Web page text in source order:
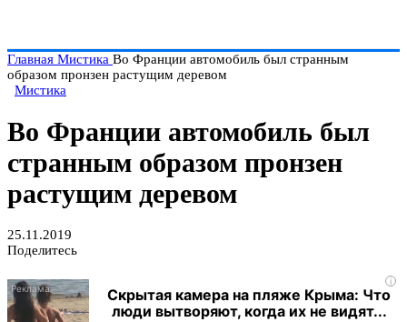
Главная Мистика Во Франции автомобиль был странным
образом пронзен растущим деревом
Мистика
Во Франции автомобиль был
странным образом пронзен
растущим деревом
25.11.2019
Поделитесь
i
Скрытая камера на пляже Крыма: Что
люди вытворяют, когда их не видят...